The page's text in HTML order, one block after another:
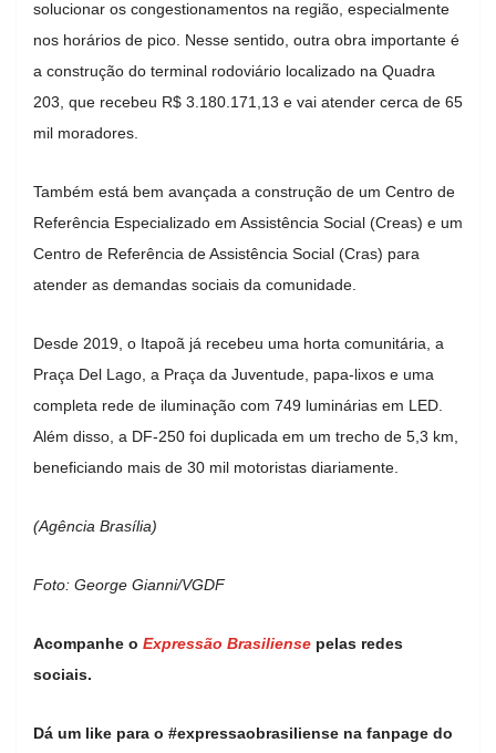
solucionar os congestionamentos na região, especialmente
nos horários de pico. Nesse sentido, outra obra importante é
a construção do terminal rodoviário localizado na Quadra
203, que recebeu R$ 3.180.171,13 e vai atender cerca de 65
mil moradores.
Também está bem avançada a construção de um Centro de
Referência Especializado em Assistência Social (Creas) e um
Centro de Referência de Assistência Social (Cras) para
atender as demandas sociais da comunidade.
Desde 2019, o Itapoã já recebeu uma horta comunitária, a
Praça Del Lago, a Praça da Juventude, papa-lixos e uma
completa rede de iluminação com 749 luminárias em LED.
Além disso, a DF-250 foi duplicada em um trecho de 5,3 km,
beneficiando mais de 30 mil motoristas diariamente.
(Agência Brasília)
Foto: George Gianni/VGDF
Acompanhe o Expressão Brasiliense pelas redes
sociais.
Dá um like para o #expressaobrasiliense na fanpage do